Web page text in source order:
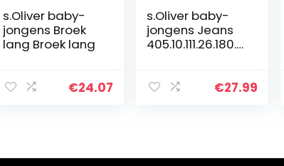
s.Oliver baby-
jongens Broek
lang Broek lang
€24.07
s.Oliver baby-
jongens Jeans
405.10.111.26.180.2
€27.99